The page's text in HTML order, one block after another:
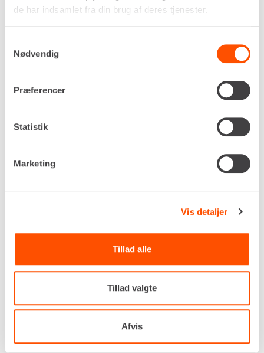
de har indsamlet fra din brug af deres tjenester.
Nødvendig
Præferencer
Statistik
Marketing
Vis detaljer
Tillad alle
Tillad valgte
Afvis
230v
Beholderkapacitet
Blandekapacitet
Egenvægt
DKK 388,00
Ekskl. moms
nummer er påkrævet.
LEJ NU Flere informationer